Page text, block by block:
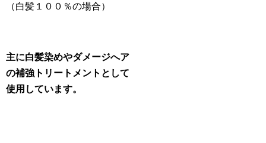
（白髪１００％の場合）
主に白髪染めやダメージへア
の補強トリートメントとして
使用しています。